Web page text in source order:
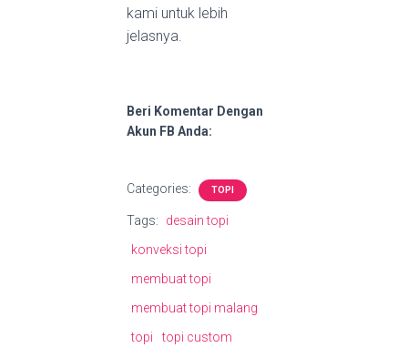
kami untuk lebih
jelasnya.
Beri Komentar Dengan
Akun FB Anda:
Categories: TOPI
Tags:
desain topi
konveksi topi
membuat topi
membuat topi malang
topi
topi custom